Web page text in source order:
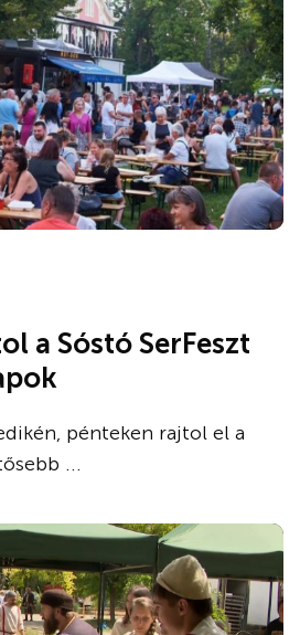
a Sóstó SerFeszt
pénteken rajtol el a
...